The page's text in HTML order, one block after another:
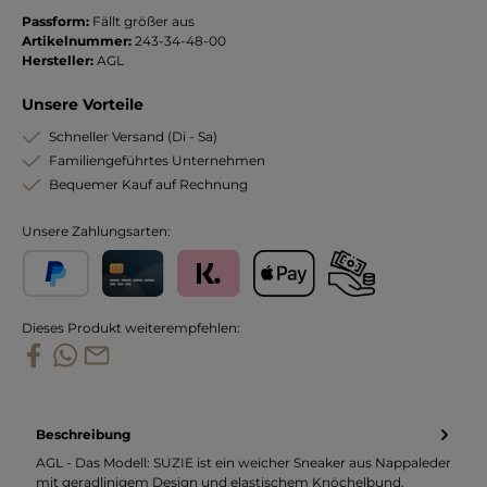
Passform: Fällt größer aus
Artikelnummer: 243-34-48-00
Hersteller: AGL
Unsere Vorteile
Schneller Versand (Di - Sa)
Familiengeführtes Unternehmen
Bequemer Kauf auf Rechnung
Unsere Zahlungsarten:
Dieses Produkt weiterempfehlen:
Beschreibung
AGL - Das Modell: SUZIE ist ein weicher Sneaker aus Nappaleder
mit geradlinigem Design und elastischem Knöchelbund.